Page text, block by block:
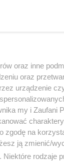
oraz inne
oraz
urządzenie
my i
na
ją zmienić/
. Niektóre rodzaje